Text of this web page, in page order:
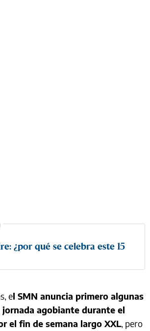
¿por qué se celebra este 15
el SMN anuncia primero algunas
agobiante durante el
el fin de semana largo XXL, pero